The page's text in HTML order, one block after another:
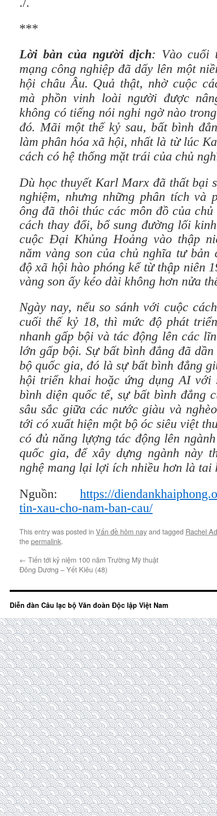
***
Lời bàn của người dịch: Vào cuối
mạng công nghiệp đã dấy lên một
hội châu Âu. Quả thật, nhờ cuộc
mà phồn vinh loài người được
không có tiếng nói nghi ngờ nào
đó. Mãi một thế kỷ sau, bất bình
làm phân hóa xã hội, nhất là từ lúc
cách có hệ thống mặt trái của chủ
Dù học thuyết Karl Marx đã thất bại
nghiệm, nhưng những phân tích và
ông đã thôi thúc các môn đồ của
cách thay đổi, bổ sung đường lối
cuộc Đại Khủng Hoảng vào thập
năm vàng son của chủ nghĩa tư
độ xã hội hào phóng kể từ thập niên
vàng son ấy kéo dài không hơn nửa
Ngày nay, nếu so sánh với cuộc
cuối thế kỷ 18, thì mức độ phát
nhanh gấp bội và tác động lên các
lớn gấp bội. Sự bất bình đẳng đã
bộ quốc gia, đó là sự bất bình đẳng
hội triển khai hoặc ứng dụng AI với
bình diện quốc tế, sự bất bình đẳng
sâu sắc giữa các nước giàu và
tới có xuất hiện một bộ óc siêu việt
có đủ năng lựợng tác động lên
quốc gia, để xây dựng ngành này
nghệ mang lại lợi ích nhiều hơn là tai
Nguồn: https://
tin-xau-cho-nam-ban-cau/
This entry was posted in Vấn đề hôm nayand tagged Rachel
thepermalink.
← Tiến tới kỷ niệm 100 năm Trường Mỹ thuật
Đông Dương – Yết Kiêu (48)
Diễn đàn Câu lạc bộ Văn đoàn Độc lập Việt Nam